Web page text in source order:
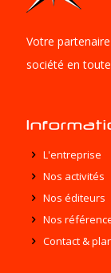
Votre
société en
L'entreprise
Nos activités
Nos éditeurs
Nos
Contact &